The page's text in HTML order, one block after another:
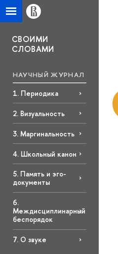
СВОИМИ
СЛОВАМИ
НАУЧНЫЙ ЖУРНАЛ
1. Периодика
2. Визуальность
3. Маргинальность
4. Школьный канон
5. Память и эго-
документы
6.
Междисциплинарный
беспорядок
7. О звуке